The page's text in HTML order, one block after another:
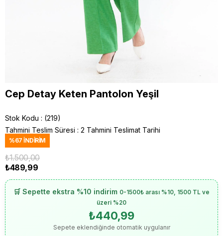
Cep Detay Keten Pantolon Yeşil
Stok Kodu
(219)
Tahmini Teslim Süresi : 2 Tahmini Teslimat Tarihi
%67 İNDIRIM
₺1.500,00
₺489,99
🛒 Sepette ekstra %10 indirim 0-1500₺ arası %10, 1500 TL ve
üzeri %20
₺440,99
Sepete eklendiğinde otomatik uygulanır